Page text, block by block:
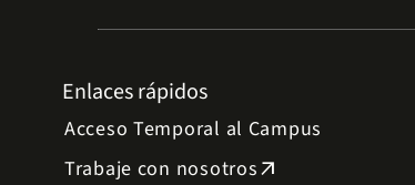
Enlaces rápidos
Acceso Temporal al Campus
Trabaje con nosotrosarrow_outward